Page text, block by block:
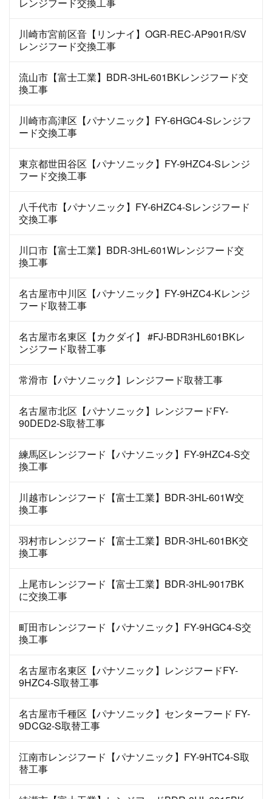
レンジフード交換工事
川崎市宮前区音【リンナイ】OGR-REC-AP901R/SV
レンジフード交換工事
流山市【富士工業】BDR-3HL-601BKレンジフード交
換工事
川崎市高津区【パナソニック】FY-6HGC4-Sレンジフ
ード交換工事
東京都世田谷区【パナソニック】FY-9HZC4-Sレンジ
フード交換工事
八千代市【パナソニック】FY-6HZC4-Sレンジフード
交換工事
川口市【富士工業】BDR-3HL-601Wレンジフード交
換工事
名古屋市中川区【パナソニック】FY-9HZC4-Kレンジ
フード取替工事
名古屋市名東区【カクダイ】 #FJ-BDR3HL601BKレ
ンジフード取替工事
常滑市【パナソニック】レンジフード取替工事
名古屋市北区【パナソニック】レンジフードFY-
90DED2-S取替工事
練馬区レンジフード【パナソニック】FY-9HZC4-S交
換工事
川越市レンジフード【富士工業】BDR-3HL-601W交
換工事
羽村市レンジフード【富士工業】BDR-3HL-601BK交
換工事
上尾市レンジフード【富士工業】BDR-3HL-9017BK
に交換工事
町田市レンジフード【パナソニック】FY-9HGC4-S交
換工事
名古屋市名東区【パナソニック】レンジフードFY-
9HZC4-S取替工事
名古屋市千種区【パナソニック】センターフード FY-
9DCG2-S取替工事
江南市レンジフード【パナソニック】FY-9HTC4-S取
替工事